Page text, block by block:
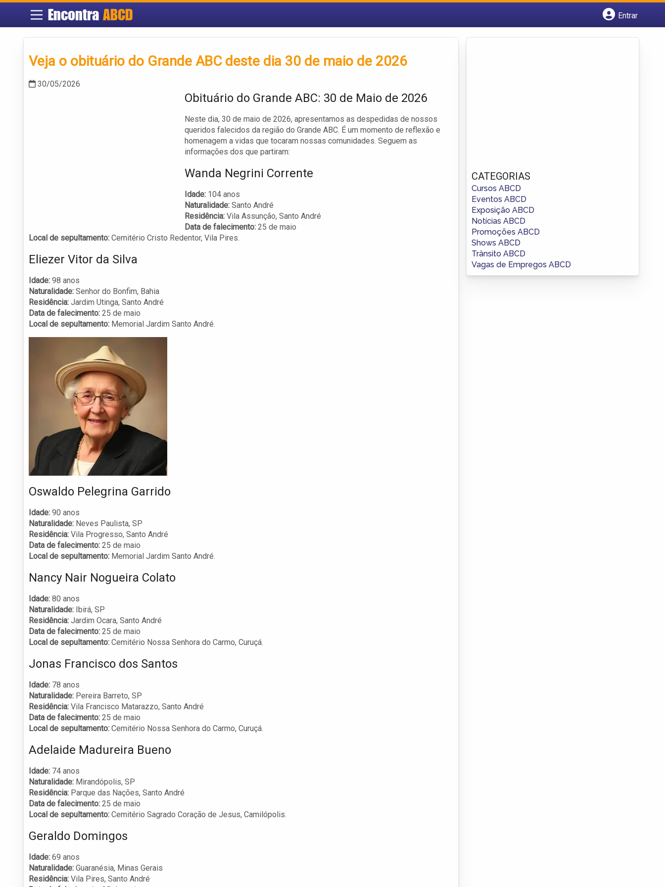
Encontra ABCD
Entrar
Veja o obituário do Grande ABC deste dia 30 de maio de 2026
30/05/2026
Obituário do Grande ABC: 30 de Maio de 2026
Neste dia, 30 de maio de 2026, apresentamos as despedidas de nossos
queridos falecidos da região do Grande ABC. É um momento de reflexão e
homenagem a vidas que tocaram nossas comunidades. Seguem as
informações dos que partiram:
Wanda Negrini Corrente
Idade: 104 anos
Naturalidade: Santo André
Residência: Vila Assunção, Santo André
Data de falecimento: 25 de maio
Local de sepultamento: Cemitério Cristo Redentor, Vila Pires.
Eliezer Vitor da Silva
Idade: 98 anos
Naturalidade: Senhor do Bonfim, Bahia
Residência: Jardim Utinga, Santo André
Data de falecimento: 25 de maio
Local de sepultamento: Memorial Jardim Santo André.
Oswaldo Pelegrina Garrido
Idade: 90 anos
Naturalidade: Neves Paulista, SP
Residência: Vila Progresso, Santo André
Data de falecimento: 25 de maio
Local de sepultamento: Memorial Jardim Santo André.
Nancy Nair Nogueira Colato
Idade: 80 anos
Naturalidade: Ibirá, SP
Residência: Jardim Ocara, Santo André
Data de falecimento: 25 de maio
Local de sepultamento: Cemitério Nossa Senhora do Carmo, Curuçá.
Jonas Francisco dos Santos
Idade: 78 anos
Naturalidade: Pereira Barreto, SP
Residência: Vila Francisco Matarazzo, Santo André
Data de falecimento: 25 de maio
Local de sepultamento: Cemitério Nossa Senhora do Carmo, Curuçá.
Adelaide Madureira Bueno
Idade: 74 anos
Naturalidade: Mirandópolis, SP
Residência: Parque das Nações, Santo André
Data de falecimento: 25 de maio
Local de sepultamento: Cemitério Sagrado Coração de Jesus, Camilópolis.
Geraldo Domingos
Idade: 69 anos
Naturalidade: Guaranésia, Minas Gerais
Residência: Vila Pires, Santo André
CATEGORIAS
Cursos ABCD
Eventos ABCD
Exposição ABCD
Notícias ABCD
Promoções ABCD
Shows ABCD
Trânsito ABCD
Vagas de Empregos ABCD